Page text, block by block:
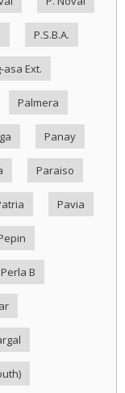
P.S.B.A.
asa Ext.
Palmera
Panay
Paraiso
Pavia
Perla B